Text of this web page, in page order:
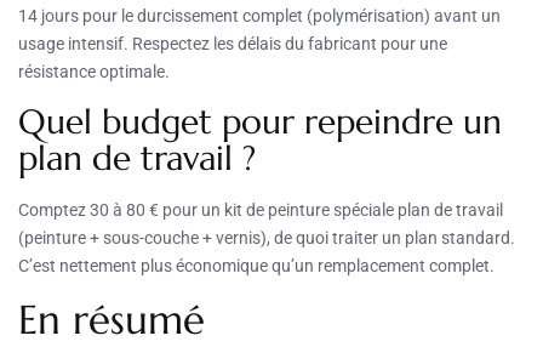
14 jours pour le durcissement complet (polymérisation) avant un
usage intensif. Respectez les délais du fabricant pour une
résistance optimale.
Quel budget pour repeindre un
plan de travail ?
Comptez 30 à 80 € pour un kit de peinture spéciale plan de travail
(peinture + sous-couche + vernis), de quoi traiter un plan standard.
C’est nettement plus économique qu’un remplacement complet.
En résumé